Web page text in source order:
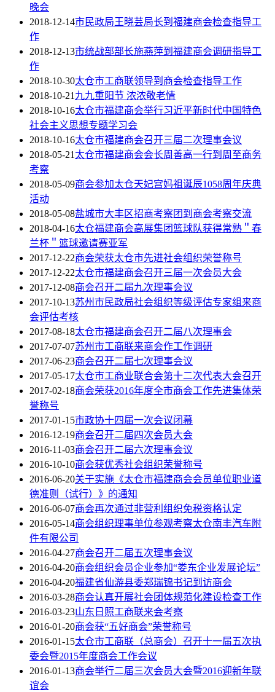
晚会
2018-12-14市民政局王晓芸局长到福建商会检查指导工
作
2018-12-13市统战部部长施燕萍到福建商会调研指导工
作
2018-10-30太仓市工商联领导到商会检查指导工作
2018-10-21九九重阳节 浓浓敬老情
2018-10-16太仓市福建商会举行习近平新时代中国特色
社会主义思想专题学习会
2018-10-16太仓市福建商会召开三届二次理事会议
2018-05-21太仓市福建商会会长周善高一行到周至商务
考察
2018-05-09商会参加太仓天妃宫妈祖诞辰1058周年庆典
活动
2018-05-08盐城市大丰区招商考察团到商会考察交流
2018-04-16太仓福建商会高展集团篮球队获得常熟＂春
兰杯＂篮球邀请赛亚军
2017-12-22商会荣获太仓市先进社会组织荣誉称号
2017-12-22太仓市福建商会召开三届一次会员大会
2017-12-08商会召开二届九次理事会议
2017-10-13苏州市民政局社会组织等级评估专家组来商
会评估考核
2017-08-18太仓市福建商会召开二届八次理事会
2017-07-07苏州市工商联来商会作工作调研
2017-06-23商会召开二届七次理事会议
2017-05-17太仓市工商业联合会第十二次代表大会召开
2017-02-18商会荣获2016年度全市商会工作先进集体荣
誉称号
2017-01-15市政协十四届一次会议闭幕
2016-12-19商会召开二届四次会员大会
2016-11-03商会召开二届六次理事会议
2016-10-10商会获优秀社会组织荣誉称号
2016-06-20关于实施《太仓市福建商会会员单位职业道
德准则（试行）》的通知
2016-06-07商会再次通过非营利组织免税资格认定
2016-05-14商会组织理事单位参观考察太仓南丰汽车附
件有限公司
2016-04-27商会召开二届五次理事会议
2016-04-20商会组织会员企业参加“娄东企业发展论坛”
2016-04-20福建省仙游县委郑瑞锦书记到访商会
2016-03-28商会认真开展社会团体规范化建设检查工作
2016-03-23山东日照工商联来会考察
2016-01-20商会获“五好商会”荣誉称号
2016-01-15太仓市工商联（总商会）召开十一届五次执
委会暨2015年度商会工作会议
2016-01-13商会举行二届三次会员大会暨2016迎新年联
谊会